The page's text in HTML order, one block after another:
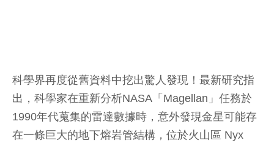
科學界再度從舊資料中挖出驚人發現！最新研究指
出，科學家在重新分析NASA「Magellan」任務於
1990年代蒐集的雷達數據時，意外發現金星可能存
在一條巨大的地下熔岩管結構，位於火山區 Nyx